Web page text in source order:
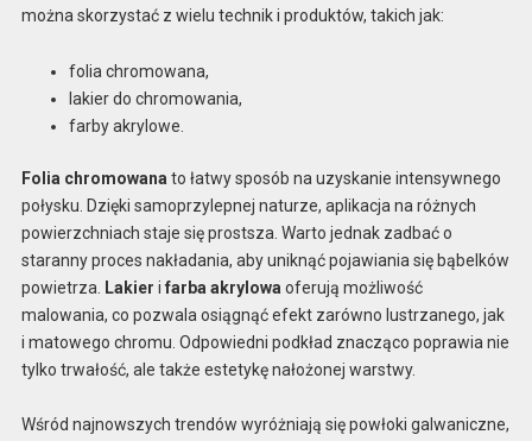
można skorzystać z wielu technik i produktów, takich jak:
folia chromowana,
lakier do chromowania,
farby akrylowe.
Folia chromowana to łatwy sposób na uzyskanie intensywnego
połysku. Dzięki samoprzylepnej naturze, aplikacja na różnych
powierzchniach staje się prostsza. Warto jednak zadbać o
staranny proces nakładania, aby uniknąć pojawiania się bąbelków
powietrza.
Lakier i farba akrylowa oferują możliwość
malowania, co pozwala osiągnąć efekt zarówno lustrzanego, jak
i matowego chromu. Odpowiedni podkład znacząco poprawia nie
tylko trwałość, ale także estetykę nałożonej warstwy.
Wśród najnowszych trendów wyróżniają się powłoki galwaniczne,